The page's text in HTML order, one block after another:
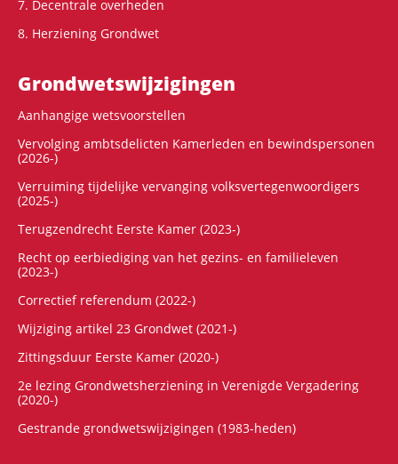
7. Decentrale overheden
8. Herziening Grondwet
Grondwets­wijzigingen
Aanhangige wetsvoorstellen
Vervolging ambtsdelicten Kamerleden en bewindspersonen
(2026-)
Verruiming tijdelijke vervanging volksvertegenwoordigers
(2025-)
Terugzendrecht Eerste Kamer (2023-)
Recht op eerbiediging van het gezins- en familieleven
(2023-)
Correctief referendum (2022-)
Wijziging artikel 23 Grondwet (2021-)
Zittingsduur Eerste Kamer (2020-)
2e lezing Grondwetsherziening in Verenigde Vergadering
(2020-)
Gestrande grondwetswijzigingen (1983-heden)